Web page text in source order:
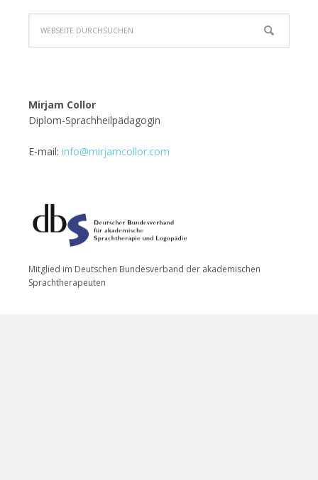
Mirjam Collor
Diplom-Sprachheilpädagogin
E-mail: info@mirjamcollor.com
Mitglied im Deutschen Bundesverband der akademischen
Sprachtherapeuten